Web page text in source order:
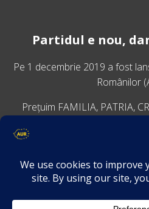
Partidul e nou,
Pe 1 decembrie 2019 a fost
Românilor
Prețuim FAMILIA, PATRIA,
VINO